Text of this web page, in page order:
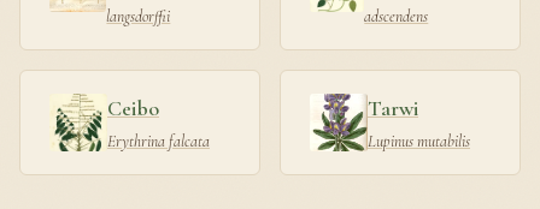
langsdorffii
adscendens
Ceibo
Erythrina falcata
Tarwi
Lupinus mutabilis